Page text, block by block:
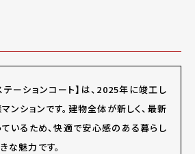
テーションコート】は、2025年に竣工し
ンションです。建物全体が新しく、最新
いるため、快適で安心感のある暮らし
な魅力です。